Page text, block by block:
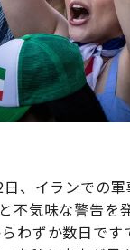
、イランでの
不気味な警告
わずか数日で